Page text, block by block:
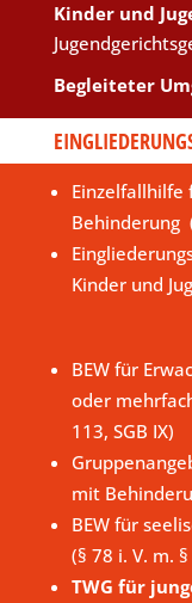
Kinder und
Begleiteter
Einzelfallhilfe
Behinderung
Kinder und
BEW für
oder
113, SGB IX)
mit
BEW für
(§ 78 i. V. m.
TWG für